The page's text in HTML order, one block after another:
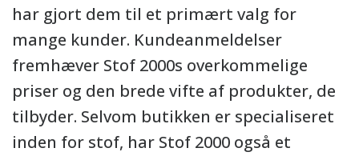
har gjort dem til et primært valg for
mange kunder. Kundeanmeldelser
fremhæver Stof 2000s overkommelige
priser og den brede vifte af produkter, de
tilbyder. Selvom butikken er specialiseret
inden for stof, har Stof 2000 også et